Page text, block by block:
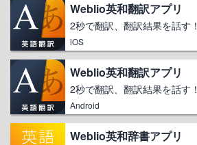
Weblio英和翻訳アプリ
2秒で翻訳、翻訳結果を話す！
iOS
Weblio英和翻訳アプリ
2秒で翻訳、翻訳結果を話す！
Android
Weblio英和辞書アプリ